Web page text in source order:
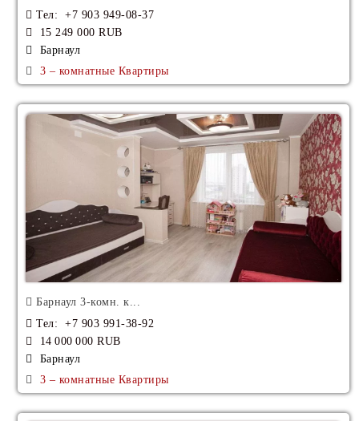
Тел: +7 903 949-08-37
15 249 000 RUB
Барнаул
3 – комнатные Квартиры
Барнаул 3-комн. к...
Тел: +7 903 991-38-92
14 000 000 RUB
Барнаул
3 – комнатные Квартиры